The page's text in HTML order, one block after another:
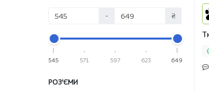
- ₴
545 571 597 623 649
РОЗ'ЄМИ